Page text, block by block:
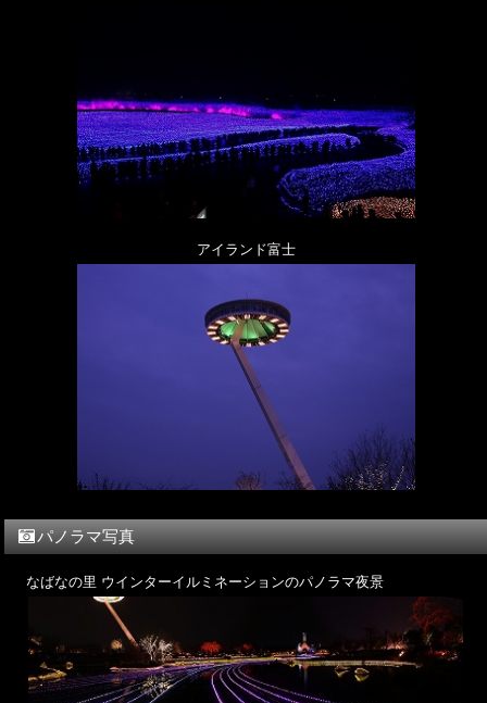
アイランド富士
パノラマ写真
なばなの里 ウインターイルミネーションのパノラマ夜景